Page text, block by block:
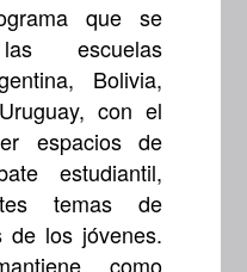
que se
escuelas
Bolivia,
con el
espacios de
estudiantil,
temas de
de los jóvenes.
como